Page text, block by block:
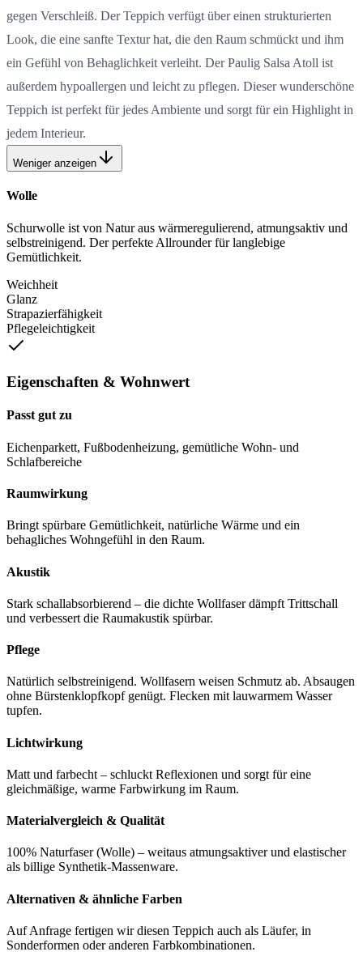
gegen Verschleiß. Der Teppich verfügt über einen strukturierten
Look, die eine sanfte Textur hat, die den Raum schmückt und ihm
ein Gefühl von Behaglichkeit verleiht. Der Paulig Salsa Atoll ist
außerdem hypoallergen und leicht zu pflegen. Dieser wunderschöne
Teppich ist perfekt für jedes Ambiente und sorgt für ein Highlight in
jedem Interieur.
Weniger anzeigen
Wolle
Schurwolle ist von Natur aus wärmeregulierend, atmungsaktiv und
selbstreinigend. Der perfekte Allrounder für langlebige
Gemütlichkeit.
Weichheit
Glanz
Strapazierfähigkeit
Pflegeleichtigkeit
Eigenschaften & Wohnwert
Passt gut zu
Eichenparkett, Fußbodenheizung, gemütliche Wohn- und
Schlafbereiche
Raumwirkung
Bringt spürbare Gemütlichkeit, natürliche Wärme und ein
behagliches Wohngefühl in den Raum.
Akustik
Stark schallabsorbierend – die dichte Wollfaser dämpft Trittschall
und verbessert die Raumakustik spürbar.
Pflege
Natürlich selbstreinigend. Wollfasern weisen Schmutz ab. Absaugen
ohne Bürstenklopfkopf genügt. Flecken mit lauwarmem Wasser
tupfen.
Lichtwirkung
Matt und farbecht – schluckt Reflexionen und sorgt für eine
gleichmäßige, warme Farbwirkung im Raum.
Materialvergleich & Qualität
100% Naturfaser (Wolle) – weitaus atmungsaktiver und elastischer
als billige Synthetik-Massenware.
Alternativen & ähnliche Farben
Auf Anfrage fertigen wir diesen Teppich auch als Läufer, in
Sonderformen oder anderen Farbkombinationen.